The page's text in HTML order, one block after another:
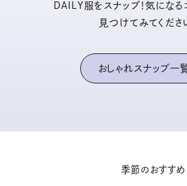
DAILY服をスナップ！気になる
見つけてみてくださ
おしゃれスナップ一
季節のおすすめ